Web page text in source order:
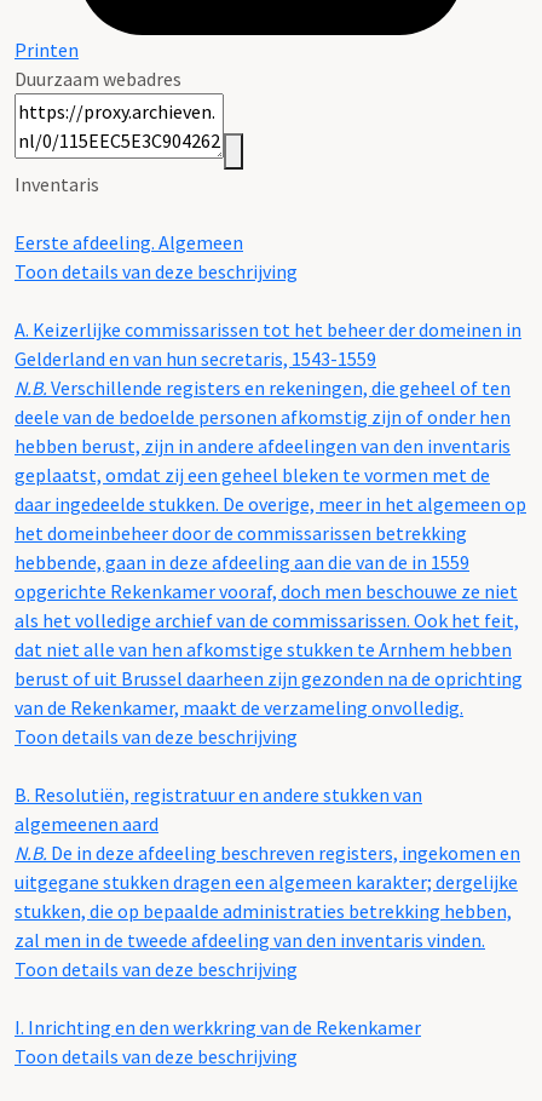
Printen
Duurzaam webadres
Inventaris
Eerste afdeeling. Algemeen
Toon details van deze beschrijving
A. Keizerlijke commissarissen tot het beheer der domeinen in
Gelderland en van hun secretaris, 1543-1559
N.B. Verschillende registers en rekeningen, die geheel of ten
deele van de bedoelde personen afkomstig zijn of onder hen
hebben berust, zijn in andere afdeelingen van den inventaris
geplaatst, omdat zij een geheel bleken te vormen met de
daar ingedeelde stukken. De overige, meer in het algemeen op
het domeinbeheer door de commissarissen betrekking
hebbende, gaan in deze afdeeling aan die van de in 1559
opgerichte Rekenkamer vooraf, doch men beschouwe ze niet
als het volledige archief van de commissarissen. Ook het feit,
dat niet alle van hen afkomstige stukken te Arnhem hebben
berust of uit Brussel daarheen zijn gezonden na de oprichting
van de Rekenkamer, maakt de verzameling onvolledig.
Toon details van deze beschrijving
B. Resolutiën, registratuur en andere stukken van
algemeenen aard
N.B. De in deze afdeeling beschreven registers, ingekomen en
uitgegane stukken dragen een algemeen karakter; dergelijke
stukken, die op bepaalde administraties betrekking hebben,
zal men in de tweede afdeeling van den inventaris vinden.
Toon details van deze beschrijving
I. Inrichting en den werkkring van de Rekenkamer
Toon details van deze beschrijving